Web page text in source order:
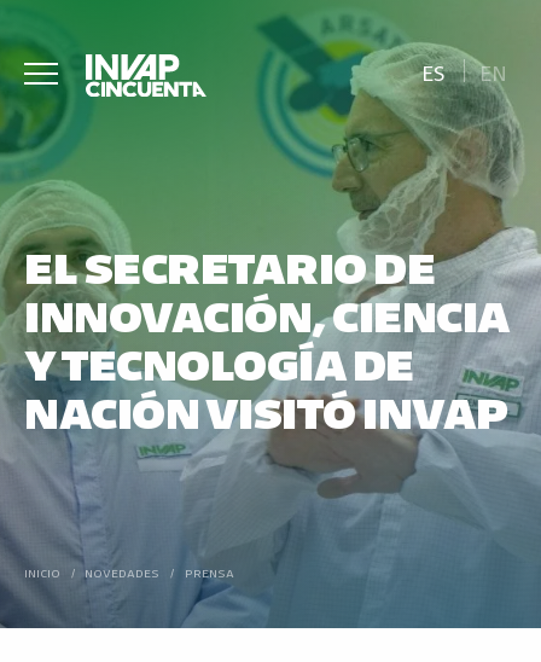
ES EN
EL SECRETARIO DE
INNOVACIÓN, CIENCIA
Y TECNOLOGÍA DE
NACIÓN VISITÓ INVAP
INICIO / NOVEDADES / PRENSA